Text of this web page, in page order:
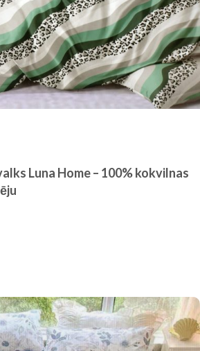
Luna Home – 100% kokvilnas